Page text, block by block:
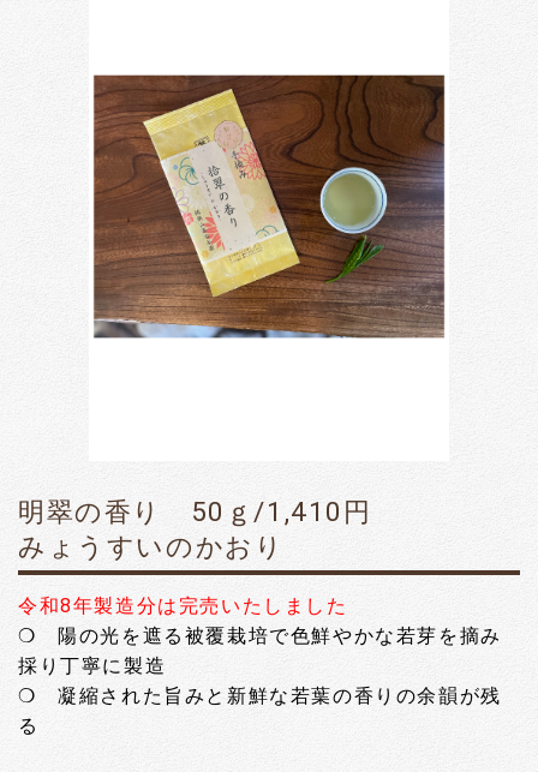
明翠の香り 50ｇ/1,410円
みょうすいのかおり
令和8年製造分は完売いたしました
❍ 陽の光を遮る被覆栽培で色鮮やかな若芽を摘み
採り丁寧に製造
❍ 凝縮された旨みと新鮮な若葉の香りの余韻が残
る